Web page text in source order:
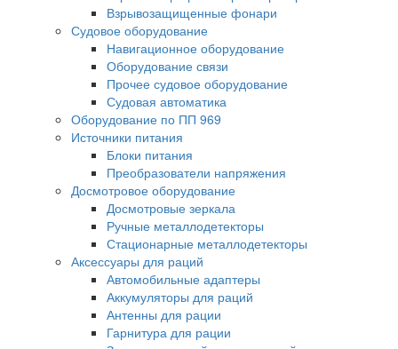
Взрывозащищенные фонари
Судовое оборудование
Навигационное оборудование
Оборудование связи
Прочее судовое оборудование
Судовая автоматика
Оборудование по ПП 969
Источники питания
Блоки питания
Преобразователи напряжения
Досмотровое оборудование
Досмотровые зеркала
Ручные металлодетекторы
Стационарные металлодетекторы
Аксессуары для раций
Автомобильные адаптеры
Аккумуляторы для раций
Антенны для рации
Гарнитура для рации